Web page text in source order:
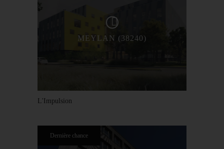
MEYLAN (38240)
L'Impulsion
Dernière chance